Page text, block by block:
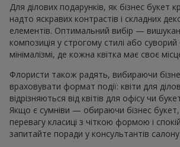
Для ділових подарунків, як бізнес букет
надто яскравих контрастів і складних
елементів. Оптимальний вибір —
композиція у строгому стилі або суворий
мінімалізмі, де кожна квітка має своє
Флористи також радять, вибираючи
враховувати формат події: квіти для
відрізняються від квітів для офісу чи
Якщо є сумніви — обираючи бізнес
перевагу класиці з чіткою формою і
запитайте поради у консультантів салону